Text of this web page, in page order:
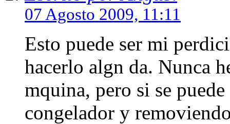
07 Agosto 2009, 11:11
Esto puede ser mi
hacerlo algn da. Nunca
mquina, pero si se
congelador y